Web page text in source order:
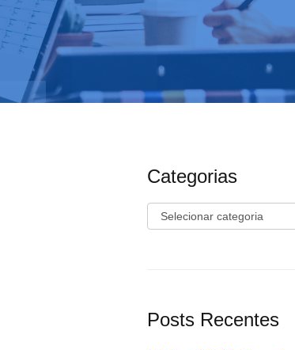
Categorias
Categorias
Posts Recentes